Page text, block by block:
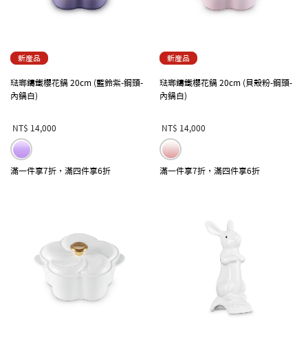
新產品
琺瑯鑄鐵櫻花鍋 20cm (藍鈴紫-鋼頭-
內鍋白)
NT$ 14,000
滿一件享7折，滿四件享6折
新產品
琺瑯鑄鐵櫻花鍋 20cm (貝殼粉-鋼頭-
內鍋白)
NT$ 14,000
滿一件享7折，滿四件享6折